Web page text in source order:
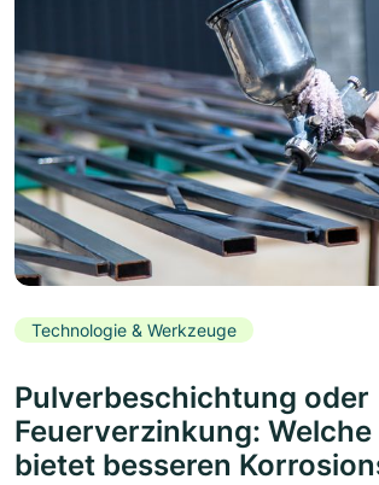
Technologie & Werkzeuge
Pulverbeschichtung oder
Feuerverzinkung:
bietet besseren